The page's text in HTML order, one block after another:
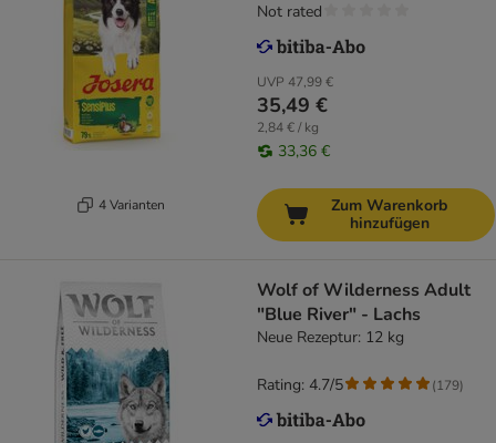
4 Varianten
UVP 47,99 €
35,49 €
2,84 € / kg
33,36 €
Not rated
Zum Warenkorb
hinzufügen
Wolf of Wilderness Adult
"Blue River" - Lachs
Neue Rezeptur: 12 kg
Rating: 4.7/5 (179)